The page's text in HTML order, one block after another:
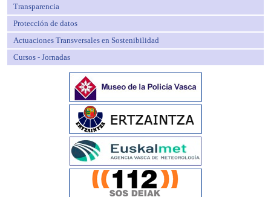
Transparencia
Protección de datos
Actuaciones Transversales en Sostenibilidad
Cursos - Jornadas